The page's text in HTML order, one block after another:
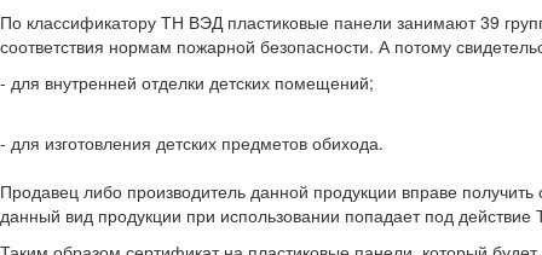
По классификатору ТН ВЭД пластиковые панели занимают 39
соответствия нормам пожарной безопасности. А потому
- для внутренней отделки детских помещений;
- для изготовления детских предметов обихода.
Продавец либо производитель данной продукции вправе
данный вид продукции при использовании попадает под